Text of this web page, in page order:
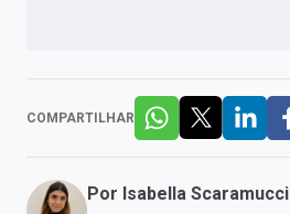
COMPARTILHAR
Por Isabella Scaramucci